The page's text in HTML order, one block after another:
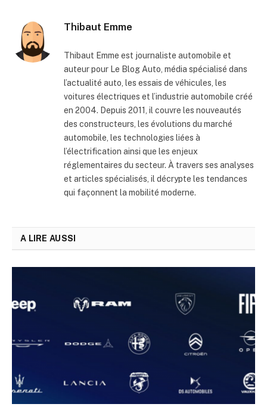
Thibaut Emme
Thibaut Emme est journaliste automobile et
auteur pour Le Blog Auto, média spécialisé dans
l’actualité auto, les essais de véhicules, les
voitures électriques et l’industrie automobile créé
en 2004. Depuis 2011, il couvre les nouveautés
des constructeurs, les évolutions du marché
automobile, les technologies liées à
l’électrification ainsi que les enjeux
réglementaires du secteur. À travers ses analyses
et articles spécialisés, il décrypte les tendances
qui façonnent la mobilité moderne.
A LIRE AUSSI